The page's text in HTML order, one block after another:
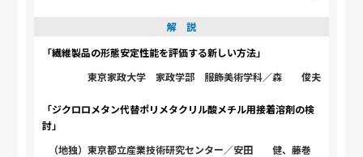
解 説
「繊維製品の形態安定性能を評価する新しい方法」
東京家政大学 家政学部 服飾美術学科／森 俊夫
「ジクロロメタン代替ポリメタクリル酸メチル用接着溶剤の検
討」
（地独）東京都立産業技術研究センター／安田 健、藤巻